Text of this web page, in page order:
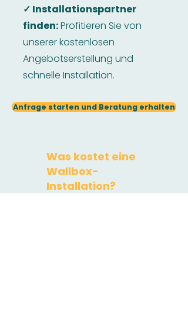
✓ Installationspartner
finden:Profitieren Sie von
unserer kostenlosen
Angebotserstellung und
schnelle Installation.
Anfrage starten und Beratung erhalten
Was kostet eine
Wallbox-
Installation?